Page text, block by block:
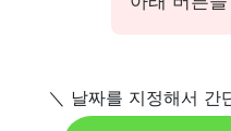
＼ 날짜를 지정해서 간